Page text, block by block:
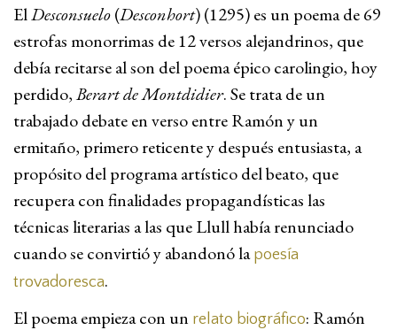
ElDesconsuelo(Desconhort) (1295) es un poema de 69
estrofas monorrimas de 12 versos alejandrinos, que
debía recitarse al son del poema épico carolingio, hoy
perdido,Berart de Montdidier. Se trata de un
trabajado debate en verso entre Ramón y un
ermitaño, primero reticente y después entusiasta, a
propósito del programa artístico del beato, que
recupera con finalidades propagandísticas las
técnicas literarias a las que Llull había renunciado
cuando se convirtió y abandonó la poesía
trovadoresca.
El poema empieza con un relato biográfico: Ramón